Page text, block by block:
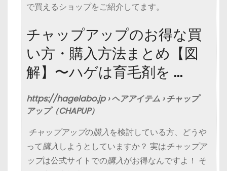
で買えるショップをご紹介してます。
チャップアップのお得な買
い方・購入方法まとめ【図
解】〜ハゲは育毛剤を …
https://hagelabo.jp › ヘアアイテム › チャップ
アップ（CHAPUP）
チャップアップの購入を検討している方、どうや
って購入しようとしていますか？ 実はチャップア
ップは公式サイトでの購入がお得なんですよ！ そ